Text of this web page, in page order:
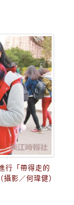
行「帶得走的
影／何瑋健）